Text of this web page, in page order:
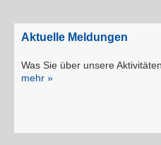
Aktuelle Meldungen
Was Sie über unsere
mehr »